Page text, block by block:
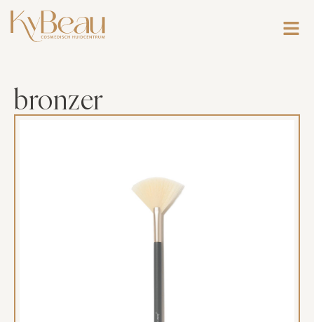
bronzer